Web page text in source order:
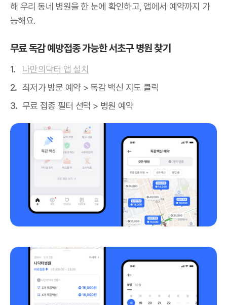
해 우리 동네 병원을 한 눈에 확인하고, 앱에서 예약까지 가
능해요.
무료 독감 예방접종 가능한 서초구 병원 찾기
나만의닥터 앱 설치
최저가 방문 예약 > 독감 백신 지도 클릭
무료 접종 필터 선택 > 병원 예약